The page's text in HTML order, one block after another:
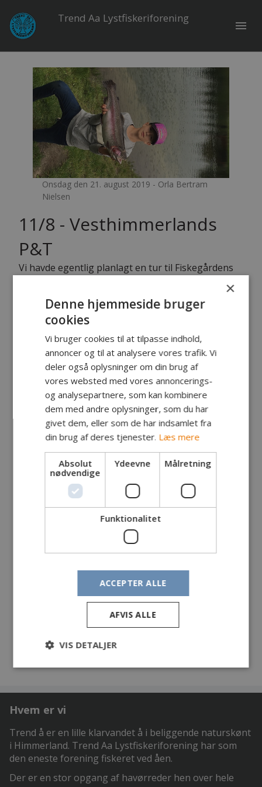
Trend Aa Lystfiskeriforening
menu
Onsdag den 21. august 2019 - Orla Bertram
Nielsen
11/8 - Vesthimmerlands
P&T
Vi havde egentlig planlagt en tur til Fiskegårdens
Thuesen, var tilmeldt med brødrenes far, Claus
Hasager, som turleder.
timer i Vesthimmerlands P&T. Her bed fiskene
meget forsigtigt og var derfor svære at kroge
ordentligt, fortæller Claus. De havde nemlig
kontakt med fire regnbuer, men mistede tre af
dem igen. Det lykkedes dog Christian at få en flot
fisk på 3 kg. på land, så han blev dagens
storfanger.
Tekst Orla Bertram Nielsen - Foto Claus Hasager
Hvem er vi
Trend å er en lille klarvandet å i beliggende naturskønt
i Himmerland. Trend Aa Lystfiskeriforening har som
den eneste forening fiskeret ved åen.
Der er en stor opgang af havørreder hen over hele
×
Denne hjemmeside bruger
cookies
Vi bruger cookies til at tilpasse indhold,
annoncer og til at analysere vores trafik. Vi
deler også oplysninger om din brug af
vores websted med vores annoncerings-
og analysepartnere, som kan kombinere
dem med andre oplysninger, som du har
givet dem, eller som de har indsamlet fra
din brug af deres tjenester. Læs mere
Absolut
nødvendige
Ydeevne Målretning
Funktionalitet
ACCEPTER ALLE
AFVIS ALLE
VIS DETALJER